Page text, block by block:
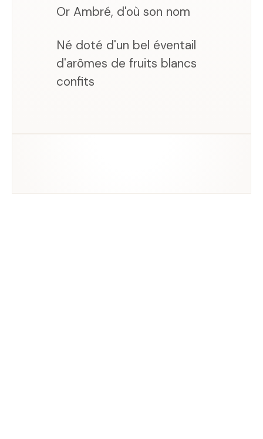
Or Ambré, d'où son nom
Né doté d'un bel éventail
d'arômes de fruits blancs
confits